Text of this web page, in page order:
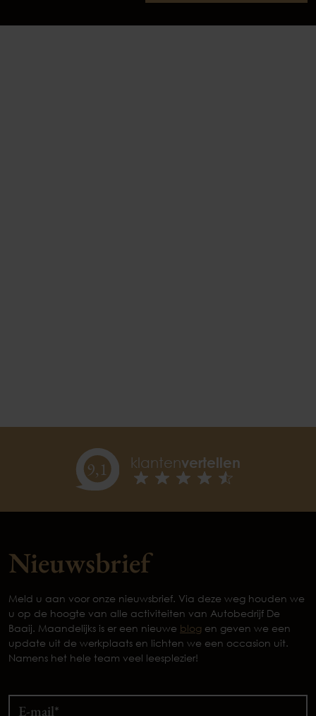
9,1 klantenvertellen
Nieuwsbrief
Meld u aan voor onze nieuwsbrief. Via deze weg houden we
u op de hoogte van alle activiteiten van Autobedrijf De
Baaij. Maandelijks is er een nieuwe blog en geven we een
update uit de werkplaats en lichten we een occasion uit.
Namens het hele team veel leesplezier!